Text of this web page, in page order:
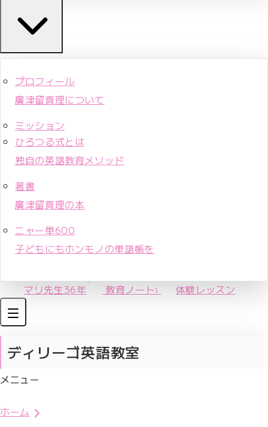
プロフィール
廣津留真理について
ミッション
ひろつる式とは
独自の英語教育メソッド
著書
廣津留真理の本
ニャー単600
子どもにもホンモノの単語帳を
マリ先生36年 教育ノート› 体験レッスン
ディリーゴ英語教室
メニュー
ホーム